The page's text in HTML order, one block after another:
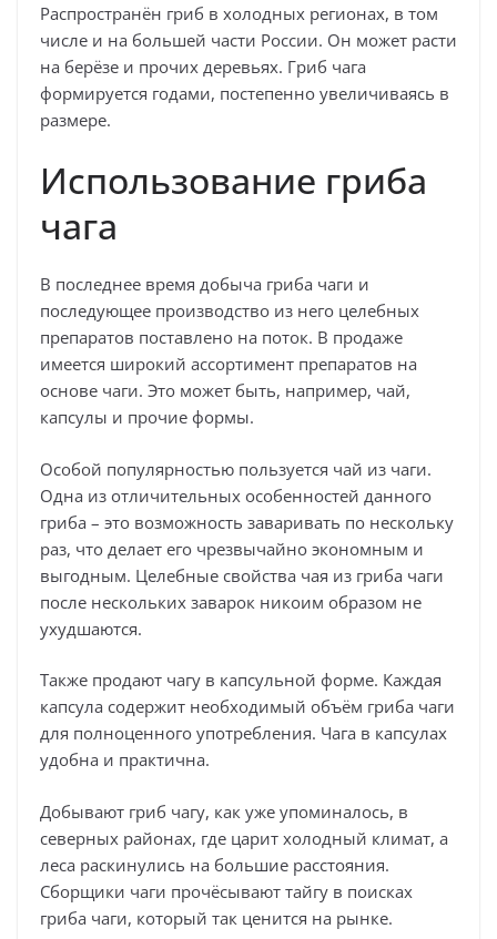
Распространён гриб в холодных регионах, в том
числе и на большей части России. Он может расти
на берёзе и прочих деревьях. Гриб чага
формируется годами, постепенно увеличиваясь в
размере.
Использование гриба
чага
В последнее время добыча гриба чаги и
последующее производство из него целебных
препаратов поставлено на поток. В продаже
имеется широкий ассортимент препаратов на
основе чаги. Это может быть, например, чай,
капсулы и прочие формы.
Особой популярностью пользуется чай из чаги.
Одна из отличительных особенностей данного
гриба – это возможность заваривать по нескольку
раз, что делает его чрезвычайно экономным и
выгодным. Целебные свойства чая из гриба чаги
после нескольких заварок никоим образом не
ухудшаются.
Также продают чагу в капсульной форме. Каждая
капсула содержит необходимый объём гриба чаги
для полноценного употребления. Чага в капсулах
удобна и практична.
Добывают гриб чагу, как уже упоминалось, в
северных районах, где царит холодный климат, а
леса раскинулись на большие расстояния.
Сборщики чаги прочёсывают тайгу в поисках
гриба чаги, который так ценится на рынке.